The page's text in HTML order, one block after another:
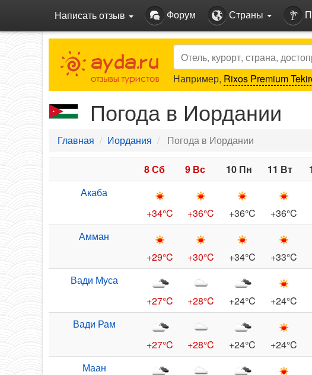
Написать отзыв Форум Страны
Search
Например, Rixos Premium
Погода в Иордании
Главная Иордания Погода в Иордании
8 Сб 9 Вс 10 Пн 11 Вт
Акаба
+34°C
+36°C +36°C +36°C
Амман
+29°C
+30°C +34°C +33°C
Вади Муса
+27°C
+28°C +24°C +24°C
Вади Рам
+27°C
+28°C +24°C +24°C
Маан